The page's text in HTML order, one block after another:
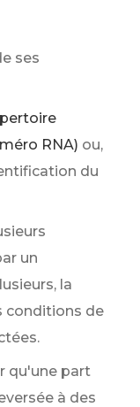
ses
RNA) ou,
du
un
la
conditions de
qu'une part
à des